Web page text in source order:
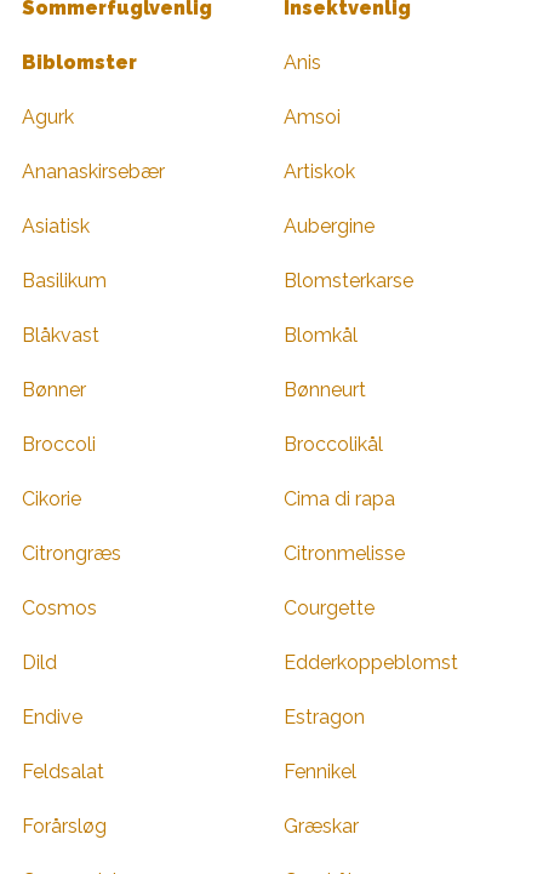
Sommerfuglvenlig Insektvenlig
Biblomster Anis
Agurk Amsoi
Ananaskirsebær Artiskok
Asiatisk Aubergine
Basilikum Blomsterkarse
Blåkvast Blomkål
Bønner Bønneurt
Broccoli Broccolikål
Cikorie Cima di rapa
Citrongræs Citronmelisse
Cosmos Courgette
Dild Edderkoppeblomst
Endive Estragon
Feldsalat Fennikel
Forårsløg Græskar